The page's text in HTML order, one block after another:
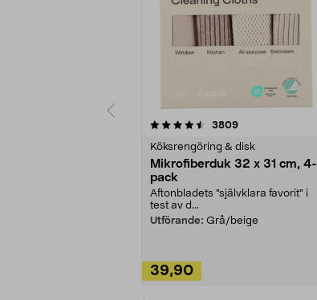
3809recensioner
Köksrengöring & disk
Mikrofiberduk 32 x 31 cm, 4-
pack
Aftonbladets "självklara favorit” i
test av d...
Utförande: Grå/beige
39,90
4.0av 5 stjärnor